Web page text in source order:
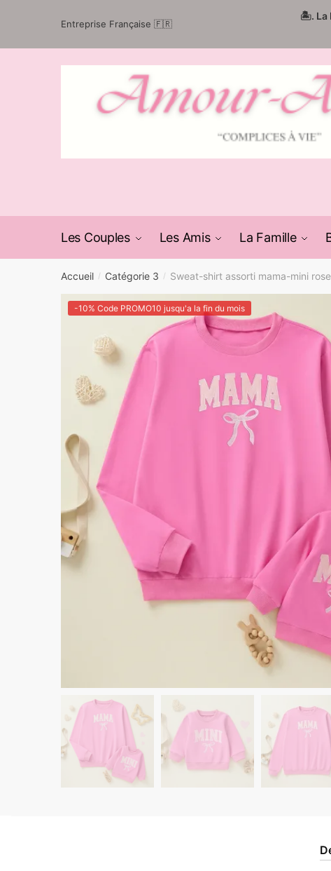
Entreprise Française 🇫🇷
🏝️. La
Les Couples Les Amis La Famille
Accueil / Catégorie 3 / Sweat-shirt assorti mama-mini rose
-10% Code PROMO10 jusqu'a la fin du mois